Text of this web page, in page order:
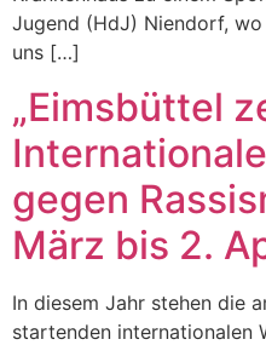
Jugend (HdJ) Niendorf,
uns […]
„Eimsbüttel
gegen
März bis 2.
In diesem Jahr stehen die
startenden internationalen